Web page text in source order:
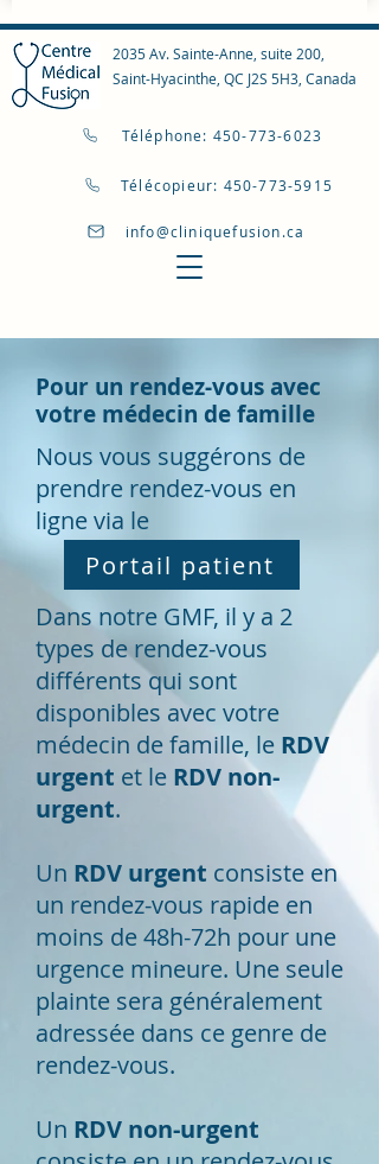
2035 Av. Sainte-Anne, suite 200,
Saint-Hyacinthe, QC J2S 5H3, Canada
Téléphone: 450-773-6023
Télécopieur: 450-773-5915
info@cliniquefusion.ca
Pour un rendez-vous avec
votre médecin de famille
Nous vous suggérons de
prendre rendez-vous en
ligne via le
Dans notre GMF, il y a 2
types de rendez-vous
différents qui sont
disponibles avec votre
médecin de famille, le RDV
urgent et le RDV non-
urgent.
Un RDV urgent consiste en
un rendez-vous rapide en
moins de 48h-72h pour une
urgence mineure. Une seule
plainte sera généralement
adressée dans ce genre de
rendez-vous.
Un RDV non-urgent
Portail patient